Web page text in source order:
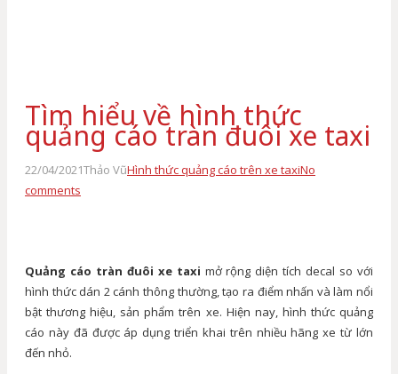
Tìm hiểu về hình thức
quảng cáo tràn đuôi xe taxi
22/04/2021Thảo VũHình thức quảng cáo trên xe taxiNo
comments
Quảng cáo tràn đuôi xe taxi mở rộng diện tích decal so với
hình thức dán 2 cánh thông thường, tạo ra điểm nhấn và làm nổi
bật thương hiệu, sản phẩm trên xe. Hiện nay, hình thức quảng
cáo này đã được áp dụng triển khai trên nhiều hãng xe từ lớn
đến nhỏ.